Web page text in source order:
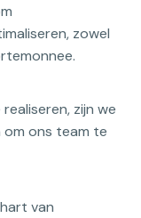
zowel
zijn we
om ons team te
van